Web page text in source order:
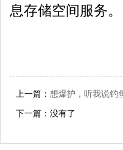
息存储空间服务。
上一篇： 想爆护，听我说钓
下一篇：没有了